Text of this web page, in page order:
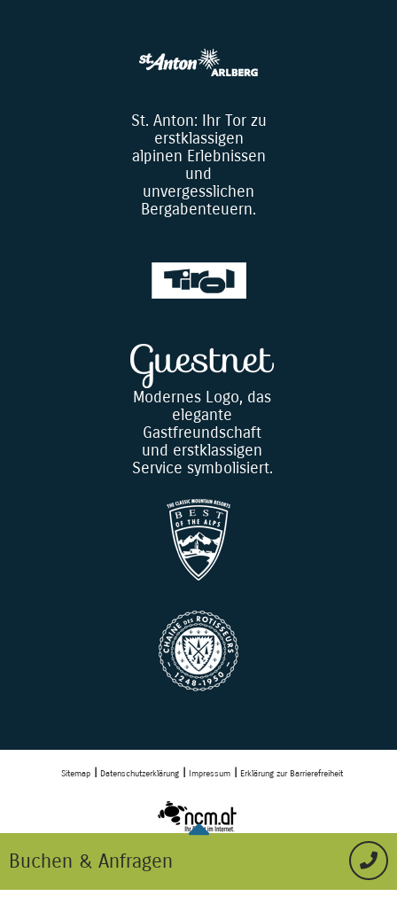
Buchen & Anfragen
St. Anton: Ihr Tor zu
erstklassigen
alpinen Erlebnissen
und
unvergesslichen
Bergabenteuern.
Modernes Logo, das
elegante
Gastfreundschaft
und erstklassigen
Service symbolisiert.
Sitemap Datenschutzerklärung Impressum Erklärung zur Barrierefreiheit